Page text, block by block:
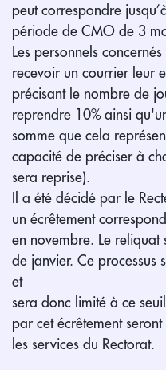
peut correspondre
période de CMO de 3
Les personnels
recevoir un courrier leur
précisant le nombre de
reprendre 10% ainsi
somme que cela
capacité de préciser à
sera reprise).
Il a été décidé par le
un écrêtement
en novembre. Le
de janvier. Ce processus
et
sera donc limité à ce
par cet écrêtement
les services du Rectorat.